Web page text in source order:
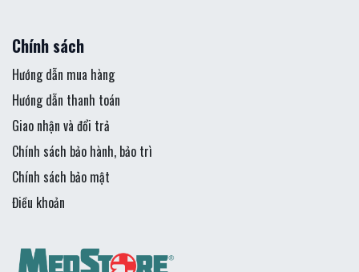
Chính sách
Hướng dẫn mua hàng
Hướng dẫn thanh toán
Giao nhận và đổi trả
Chính sách bảo hành, bảo trì
Chính sách bảo mật
Điều khoản